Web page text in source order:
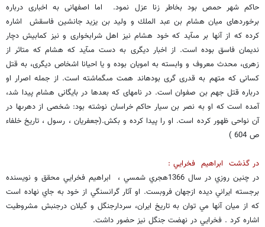
حاكم شهر حمص بود بخاطر زنا عزل نمود. اما اصفهانى به اخبارى درباره
برخوردهاى ميان هشام بن عبد الملك و وليد بن يزيد جانشين فاسقش اشاره
كرده كه از آنها بر مى‏آيد كه خود هشام نيز اهل شرابخوارى و نيز كمابيش دچار
نديمان فاسق بوده است. از اخبار ديگرى به دست مى‏آيد كه هشام كه متاثر از
زهرى، محدث معروف و وابسته به امويان بوده و يا احيانا اشخاص ديگرى، به قتل
كسانى كه متهم به قدرى گرى بوده‏اند همت مى‏گماشته است. از جمله اصرار او
درباره قتل جهم بن صفوان است. در نامه‏اى كه بعدها در بايگانى هشام پيدا شد،
آمده است كه او به نصر بن سيار حاكم خراسان نوشته بود: شخصى از دهرى‏ها در
آن نواحى ظهور كرده است. او را پيدا كرده و بكش.(جعفريان ، رسول ، تاريخ خلفاء
ص 604 )
در گذشت ابراهيم فخرايي :
در چنين روزي در سال 1366هجري شمسي ، ابراهيم فخرايي محقق و نويسنده
برجسته ايراني ديده ازجهان فروبست. او آثار گرانسنگي از خود به جاي نهاده است
كه از ميان آنها مي توان به تاريخ ايران، سردارجنگل و گيلان درجنبش مشروطيت
اشاره كرد . فخرايي در نهضت جنگل نيز حضور داشت.